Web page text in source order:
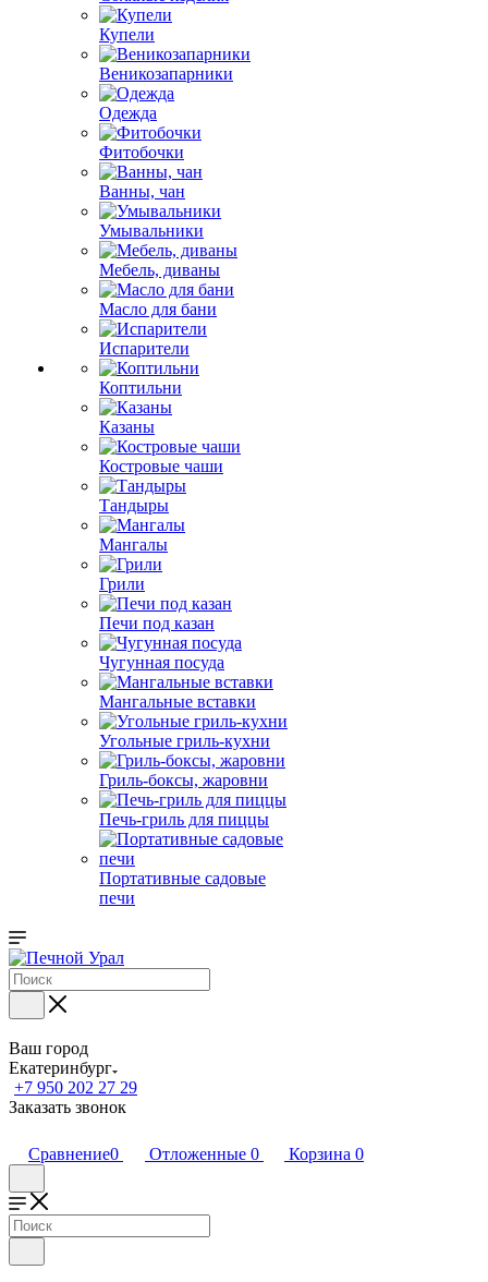
Купели
Веникозапарники
Одежда
Фитобочки
Ванны, чан
Умывальники
Мебель, диваны
Масло для бани
Испарители
Коптильни
Казаны
Костровые чаши
Тандыры
Мангалы
Грили
Печи под казан
Чугунная посуда
Мангальные вставки
Угольные гриль-кухни
Гриль-боксы, жаровни
Печь-гриль для пиццы
Портативные садовые
печи
Ваш город
Екатеринбург
+7 950 202 27 29
Заказать звонок
Сравнение0 Отложенные 0 Корзина 0